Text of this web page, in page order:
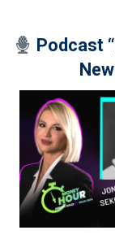
Podcast